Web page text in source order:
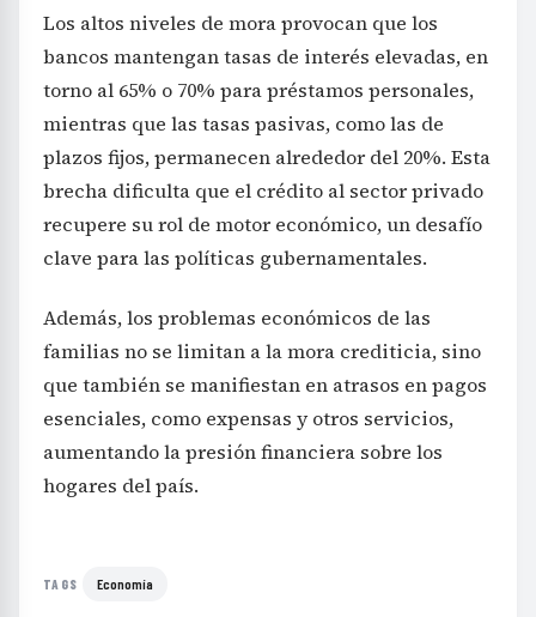
Los altos niveles de mora provocan que los
bancos mantengan tasas de interés elevadas, en
torno al 65% o 70% para préstamos personales,
mientras que las tasas pasivas, como las de
plazos fijos, permanecen alrededor del 20%. Esta
brecha dificulta que el crédito al sector privado
recupere su rol de motor económico, un desafío
clave para las políticas gubernamentales.
Además, los problemas económicos de las
familias no se limitan a la mora crediticia, sino
que también se manifiestan en atrasos en pagos
esenciales, como expensas y otros servicios,
aumentando la presión financiera sobre los
hogares del país.
TAGS Economía